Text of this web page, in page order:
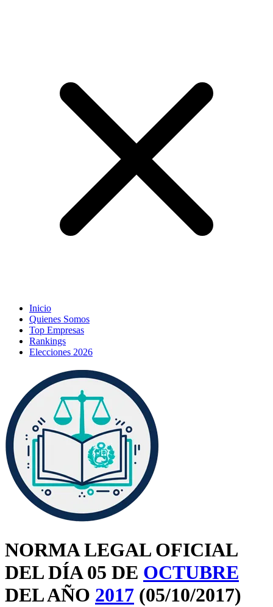
Inicio
Quienes Somos
Top Empresas
Rankings
Elecciones 2026
NORMA LEGAL OFICIAL
DEL DÍA 05 DE OCTUBRE
DEL AÑO 2017 (05/10/2017)